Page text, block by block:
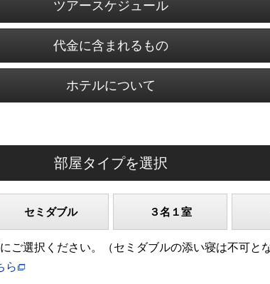
ツアースケジュール
代金に含まれるもの
ホテルについて
部屋タイプを選択
セミダブル ３名１室
ご選択ください。（セミダブルの添い寝は不可と
ら